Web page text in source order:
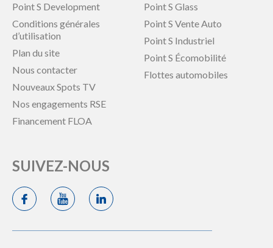
Point S Development
Conditions générales
d’utilisation
Plan du site
Nous contacter
Nouveaux Spots TV
Nos engagements RSE
Financement FLOA
Point S Glass
Point S Vente Auto
Point S Industriel
Point S Écomobilité
Flottes automobiles
SUIVEZ-NOUS